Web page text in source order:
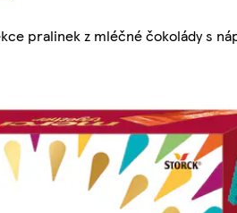
pralinek z mléčné čokolády s